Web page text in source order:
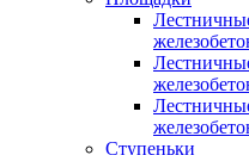
Ступеньки